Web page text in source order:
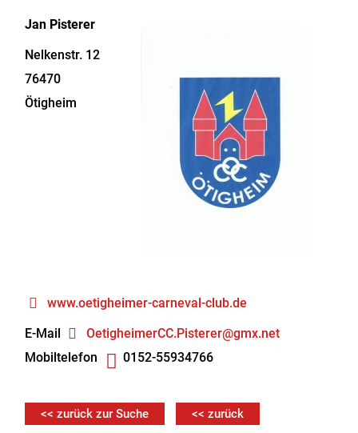
Jan Pisterer
Nelkenstr. 12
76470
Ötigheim
www.oetigheimer-carneval-club.de
E-Mail
OetigheimerCC.Pisterer@gmx.net
Mobiltelefon
0152-55934766
<< zurück zur Suche << zurück